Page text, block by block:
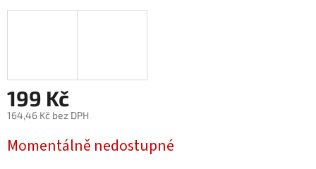
199 Kč
164,46 Kč bez DPH
cena:
Momentálně nedostupné